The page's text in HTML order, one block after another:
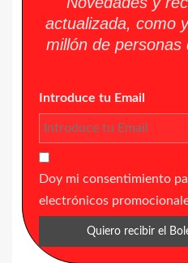
actualizada, como
millón de personas
Introduce tu Email
Doy mi consentimiento
electrónicos